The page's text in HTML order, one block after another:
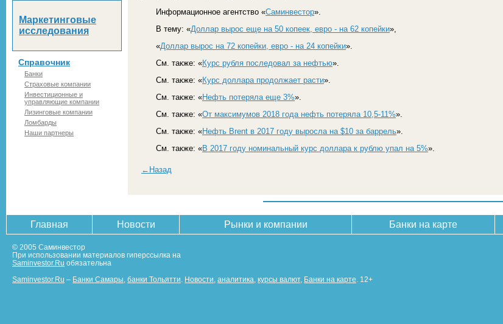
Маркетинговые
исследования
Справочник
Банки
Страховые компании
Инвестиционные и
управляющие компании
Лизинговые компании
Ломбарды
Наши партнеры
Информационное агентство «Саминвестор».
В тему: «Доллар вырос еще на 50 копеек, евро - на 62 копейки»,
«Доллар вырос на 72 копейки, евро - на 24 копейки».
См. также: «Курс рубля последовал за нефтью».
См. также: «Курс доллара продолжает расти».
См. также: «Нефть потеряла еще 3%».
См. также: «От максимумов 2018 года нефть потеряла 10,5-11%».
См. также: «Нефть Brent в 2017 году выросла на $10 за баррель».
См. также: «В 2017 году номинальный курс доллара к рублю упал на 5%».
←Назад
Главная Новости Рынки и компании Банки на карте
© 2005 Саминвестор
При использовании материалов гиперссылка на
Saminvestor.Ru обязательна
Saminvestor.Ru – Банки Самары банки Тольятти Новости аналитика курсы валют, Банки на карте . 12+